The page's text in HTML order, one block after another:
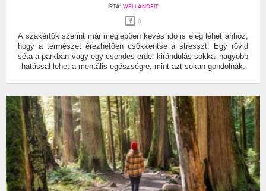
ÍRTA: WELLANDFIT
0
A szakértők szerint már meglepően kevés idő is elég lehet ahhoz,
hogy a természet érezhetően csökkentse a stresszt. Egy rövid
séta a parkban vagy egy csendes erdei kirándulás sokkal nagyobb
hatással lehet a mentális egészségre, mint azt sokan gondolnák.